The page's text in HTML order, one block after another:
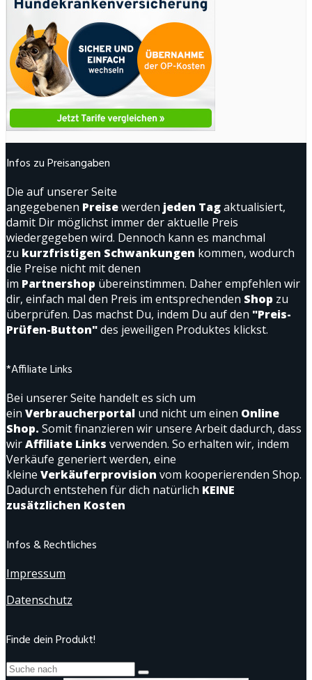
Infos zu Preisangaben
Die auf unserer Seite
angegebenen Preisewerden jeden Tagaktualisiert,
damit Dir möglichst immer der aktuelle Preis
wiedergegeben wird. Dennoch kann es manchmal
zu kurzfristigen Schwankungen kommen, wodurch
die Preise nicht mit denen
im Partnershop übereinstimmen. Daher empfehlen wir
dir, einfach mal den Preis im entsprechenden Shop zu
überprüfen. Das machst Du, indem Du auf den "Preis-
Prüfen-Button"des jeweiligen Produktes klickst.
*Affiliate Links
Bei unserer Seite handelt es sich um
ein Verbraucherportal und nicht um einen Online
Shop. Somit finanzieren wir unsere Arbeit dadurch, dass
wirAffiliate Links verwenden. So erhalten wir, indem
Verkäufe generiert werden, eine
kleine Verkäuferprovision vom kooperierenden Shop.
Dadurch entstehen für dich natürlich KEINE
zusätzlichen Kosten
Infos & Rechtliches
Impressum
Datenschutz
Finde dein Produkt!